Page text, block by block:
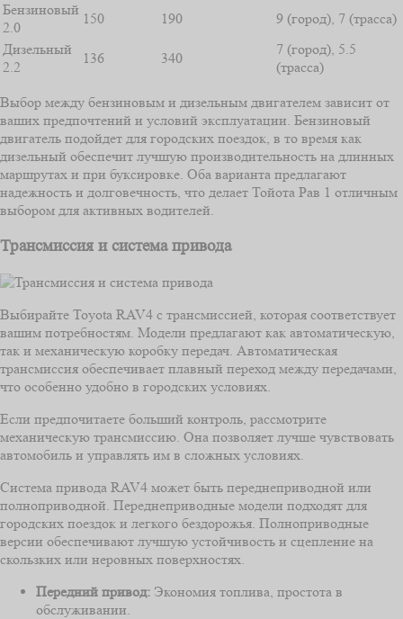
Бензиновый
2.0
150 190
9 (город), 7 (трасса)
Дизельный
2.2
136 340
7 (город), 5.5
(трасса)
Выбор между бензиновым и дизельным двигателем зависит от
ваших предпочтений и условий эксплуатации. Бензиновый
двигатель подойдет для городских поездок, в то время как
дизельный обеспечит лучшую производительность на длинных
маршрутах и при буксировке. Оба варианта предлагают
надежность и долговечность, что делает Тойота Рав 1 отличным
выбором для активных водителей.
Трансмиссия и система привода
Выбирайте Toyota RAV4 с трансмиссией, которая соответствует
вашим потребностям. Модели предлагают как автоматическую,
так и механическую коробку передач. Автоматическая
трансмиссия обеспечивает плавный переход между передачами,
что особенно удобно в городских условиях.
Если предпочитаете больший контроль, рассмотрите
механическую трансмиссию. Она позволяет лучше чувствовать
автомобиль и управлять им в сложных условиях.
Система привода RAV4 может быть переднеприводной или
полноприводной. Переднеприводные модели подходят для
городских поездок и легкого бездорожья. Полноприводные
версии обеспечивают лучшую устойчивость и сцепление на
скользких или неровных поверхностях.
Передний привод: Экономия топлива, простота в
обслуживании.